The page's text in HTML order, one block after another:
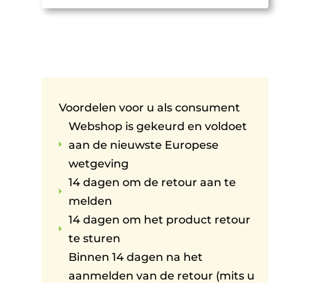
Voordelen voor u als consument
E
Webshop is gekeurd en voldoet
aan de nieuwste Europese
wetgeving
E
14 dagen om de retour aan te
melden
E
14 dagen om het product retour
te sturen
Binnen 14 dagen na het
aanmelden van de retour (mits u